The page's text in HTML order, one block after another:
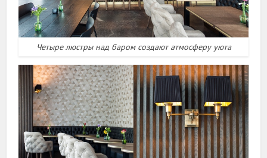
Четыре люстры над баром создают атмосферу уюта